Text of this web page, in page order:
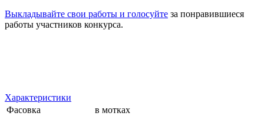
Выкладывайте свои работы и голосуйте за понравившиеся
работы участников конкурса.
Характеристики
Фасовка
в мотках